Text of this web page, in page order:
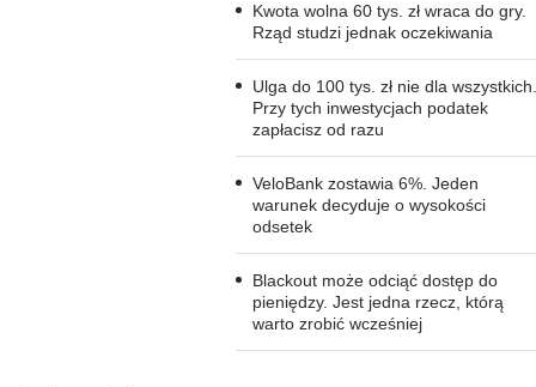
Kwota wolna 60 tys. zł wraca do gry.
Rząd studzi jednak oczekiwania
Ulga do 100 tys. zł nie dla wszystkich.
Przy tych inwestycjach podatek
zapłacisz od razu
VeloBank zostawia 6%. Jeden
warunek decyduje o wysokości
odsetek
Blackout może odciąć dostęp do
pieniędzy. Jest jedna rzecz, którą
warto zrobić wcześniej